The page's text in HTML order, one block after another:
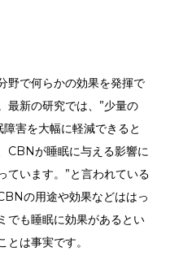
野で何らかの効果を発揮で
最新の研究では、”少量の
害を大幅に軽減できると
CBNが睡眠に与える影響に
ています。”と言われている
の用途や効果などははっ
でも睡眠に効果があるとい
は事実です。